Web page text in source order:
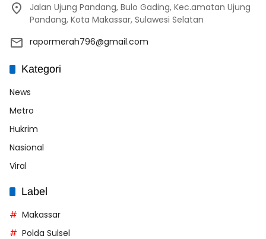
Jalan Ujung Pandang, Bulo Gading, Kec.amatan Ujung
Pandang, Kota Makassar, Sulawesi Selatan
rapormerah796@gmail.com
Kategori
News
Metro
Hukrim
Nasional
Viral
Label
Makassar
Polda Sulsel